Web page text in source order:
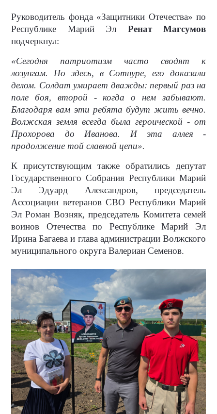
Руководитель фонда «Защитники Отечества» по
Республике Марий Эл Ренат Магсумов
подчеркнул:
«Сегодня патриотизм часто сводят к
лозунгам. Но здесь, в Сотнуре, его доказали
делом. Солдат умирает дважды: первый раз на
поле боя, второй - когда о нем забывают.
Благодаря вам эти ребята будут жить вечно.
Волжская земля всегда была героической - от
Прохорова до Иванова. И эта аллея -
продолжение той славной цепи».
К присутствующим также обратились депутат
Государственного Собрания Республики Марий
Эл Эдуард Александров, председатель
Ассоциации ветеранов СВО Республики Марий
Эл Роман Возняк, председатель Комитета семей
воинов Отечества по Республике Марий Эл
Ирина Багаева и глава администрации Волжского
муниципального округа Валериан Семенов.